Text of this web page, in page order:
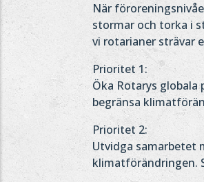
När
stormar och torka i
vi rotarianer strävar
Prioritet 1:
Öka Rotarys
begränsa
Prioritet 2:
Utvidga samarbetet
klimatförändringen.